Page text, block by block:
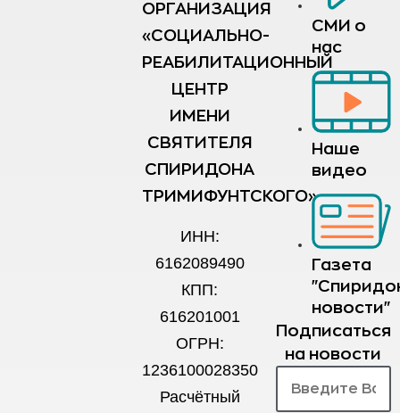
ОРГАНИЗАЦИЯ
«СОЦИАЛЬНО-
РЕАБИЛИТАЦИОННЫЙ
ЦЕНТР
ИМЕНИ
СВЯТИТЕЛЯ
СПИРИДОНА
ТРИМИФУНТСКОГО»
ИНН:
6162089490
КПП:
616201001
ОГРН:
1236100028350
Расчётный
СМИ о
нас
Наше
видео
Газета
новости"
Подписаться
на новости